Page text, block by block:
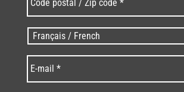
postal
/
Zip
code
* *
Langues
/
Language *
mail *